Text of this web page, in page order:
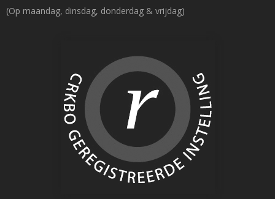
(Op maandag, dinsdag, donderdag & vrijdag)